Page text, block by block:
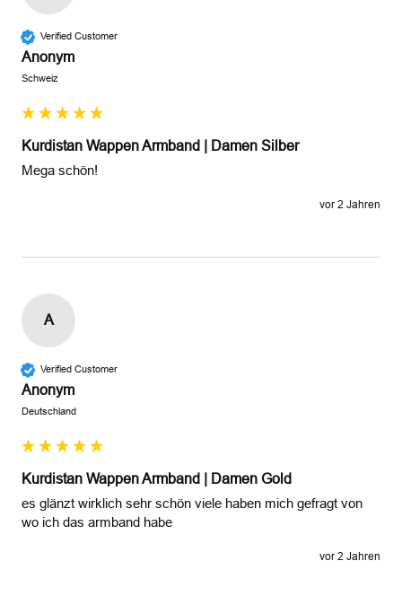
Verified Customer
Anonym
Schweiz
Kurdistan Wappen Armband | Damen Silber
Mega schön!
vor 2 Jahren
A
Verified Customer
Anonym
Deutschland
Kurdistan Wappen Armband | Damen Gold
es glänzt wirklich sehr schön viele haben mich gefragt von
wo ich das armband habe
vor 2 Jahren